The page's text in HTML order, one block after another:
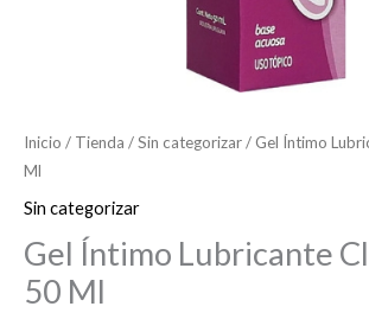
Inicio / Tienda /Sin categorizar/ Gel Íntimo
Ml
Sin categorizar
Gel Íntimo Lubricante
50 Ml